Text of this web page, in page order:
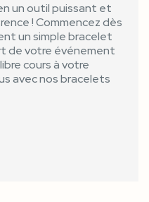
un outil puissant et
! Commencez dès
un simple bracelet
de votre événement
cours à votre
avec nos bracelets